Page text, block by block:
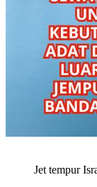
Jet tempur